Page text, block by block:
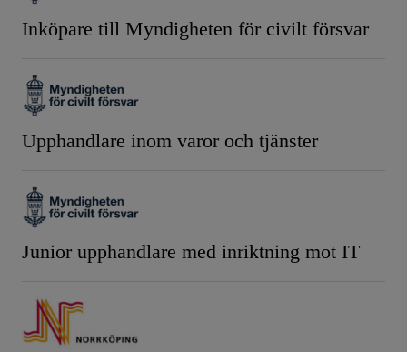
Inköpare till Myndigheten för civilt försvar
Upphandlare inom varor och tjänster
Junior upphandlare med inriktning mot IT